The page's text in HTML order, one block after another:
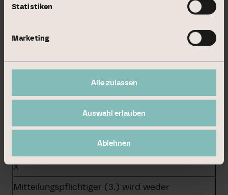
Statistiken
Marketing
Alle zulassen
Auswahl erlauben
Ablehnen
%
8. Informationen in Bezug auf den
Mitteilungspflichtigen
X
Mitteilungspflichtiger (3.) wird weder